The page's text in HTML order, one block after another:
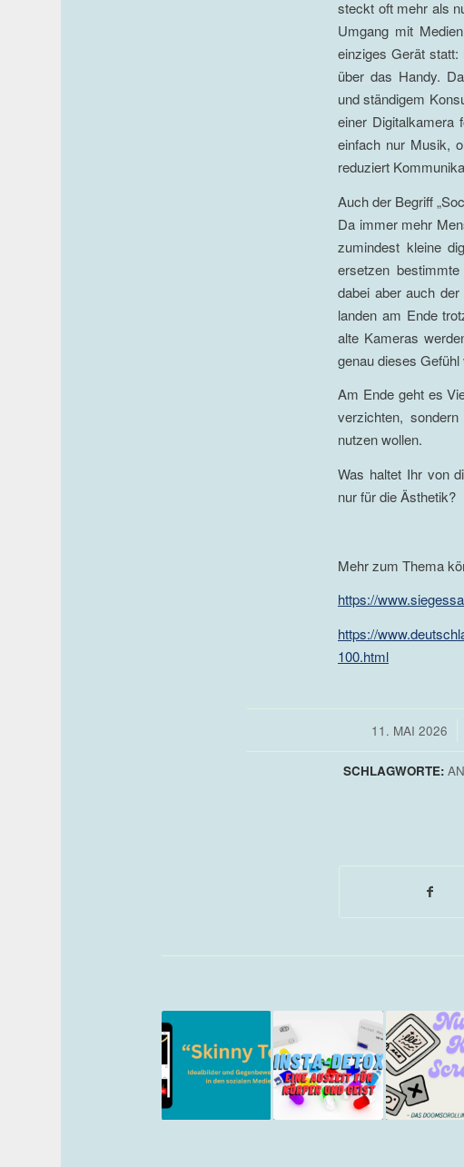
steckt oft mehr als
Umgang mit
einziges Gerät
über das Handy.
und ständigem
einer Digitalkamera
einfach nur Musik,
reduziert
Auch der Begriff
Da immer mehr
zumindest kleine
ersetzen
dabei aber auch der
landen am Ende
alte Kameras
genau dieses
Am Ende geht es
verzichten,
nutzen wollen.
Was haltet Ihr von
nur für die Ästhetik?
Mehr zum Thema
https://
https://
100.html
11. MAI 2026
/
SCHLAGWORTE: